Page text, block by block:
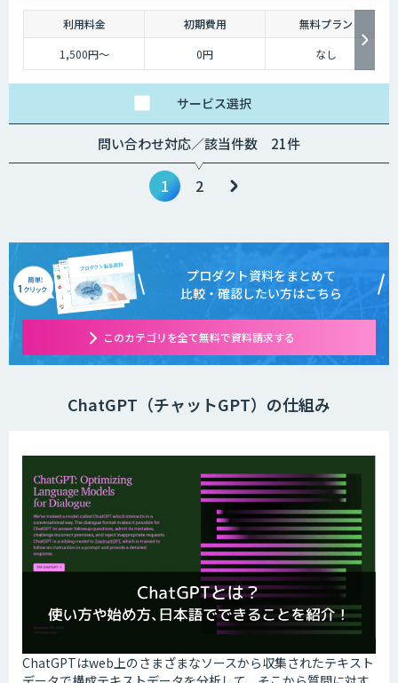
利用料金 初期費用
無料プラン
1,500円～
0円 なし
サービス選択
1 2
問い合わせ対応／該当件数 21件
プロダクト資料をまとめて
比較・確認したい方はこちら
このカテゴリを全て無料で資料請求する
ChatGPT（チャットGPT）の仕組み
ChatGPTはweb上のさまざまなソースから収集されたテキスト